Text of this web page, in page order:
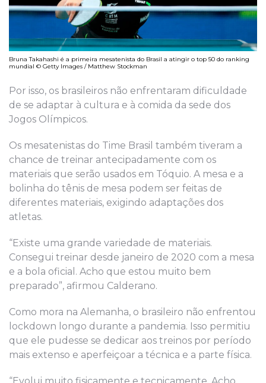
Bruna Takahashi é a primeira mesatenista do Brasil a atingir o top 50 do ranking
mundial © Getty Images / Matthew Stockman
Por isso, os brasileiros não enfrentaram dificuldade
de se adaptar à cultura e à comida da sede dos
Jogos Olímpicos.
Os mesatenistas do Time Brasil também tiveram a
chance de treinar antecipadamente com os
materiais que serão usados em Tóquio. A mesa e a
bolinha do tênis de mesa podem ser feitas de
diferentes materiais, exigindo adaptações dos
atletas.
“Existe uma grande variedade de materiais.
Consegui treinar desde janeiro de 2020 com a mesa
e a bola oficial. Acho que estou muito bem
preparado”, afirmou Calderano.
Como mora na Alemanha, o brasileiro não enfrentou
lockdown longo durante a pandemia. Isso permitiu
que ele pudesse se dedicar aos treinos por período
mais extenso e aperfeiçoar a técnica e a parte física.